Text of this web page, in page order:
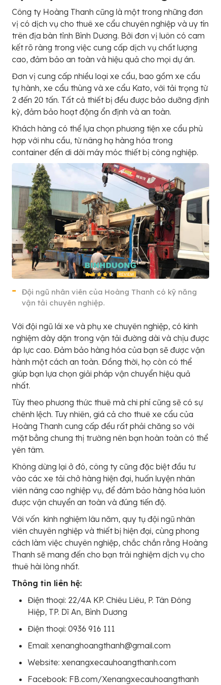
Công ty Hoàng Thanh cũng là một trong những đơn
vị có dịch vụ cho thuê xe cẩu chuyên nghiệp và uy tín
trên địa bàn tỉnh Bình Dương. Bởi đơn vị luôn có cam
kết rõ ràng trong việc cung cấp dịch vụ chất lượng
cao, đảm bảo an toàn và hiệu quả cho mọi dự án.
Đơn vị cung cấp nhiều loại xe cẩu, bao gồm xe cẩu
tự hành, xe cẩu thùng và xe cẩu Kato, với tải trọng từ
2 đến 20 tấn. Tất cả thiết bị đều được bảo dưỡng định
kỳ, đảm bảo hoạt động ổn định và an toàn.
Khách hàng có thể lựa chọn phương tiện xe cẩu phù
hợp với nhu cầu, từ nâng hạ hàng hóa trong
container đến di dời máy móc thiết bị công nghiệp.
Đội ngũ nhân viên của Hoàng Thanh có kỹ năng
vận tải chuyên nghiệp.
Với đội ngũ lái xe và phụ xe chuyên nghiệp, có kinh
nghiệm dày dặn trong vận tải đường dài và chịu được
áp lực cao. Đảm bảo hàng hóa của bạn sẽ được vận
hành một cách an toàn. Đồng thời, họ còn có thể
giúp bạn lựa chọn giải pháp vận chuyển hiệu quả
nhất.
Tùy theo phương thức thuê mà chi phí cũng sẽ có sự
chênh lệch. Tuy nhiên, giá cả cho thuê xe cẩu của
Hoàng Thanh cung cấp đều rất phải chăng so với
mặt bằng chung thị trường nên bạn hoàn toàn có thể
yên tâm.
Không dừng lại ở đó, công ty cũng đặc biệt đầu tư
vào các xe tải chở hàng hiện đại, huấn luyện nhân
viên nâng cao nghiệp vụ, để đảm bảo hàng hóa luôn
được vận chuyển an toàn và đúng tiến độ.
Với vốn kinh nghiệm lâu năm, quy tụ đội ngũ nhân
viên chuyên nghiệp và thiết bị hiện đại, cùng phong
cách làm việc chuyên nghiệp, chắc chắn rằng Hoàng
Thanh sẽ mang đến cho bạn trải nghiệm dịch vụ cho
thuê hài lòng nhất.
Thông tin liên hệ:
Điện thoại: 22/4A KP. Chiêu Liêu, P. Tân Đông
Hiệp, TP. Dĩ An, Bình Dương
Điện thoại: 0936 916 111
Email: xenanghoangthanh@gmail.com
Website: xenangxecauhoangthanh.com
Facebook: FB.com/Xenangxecauhoangthanh